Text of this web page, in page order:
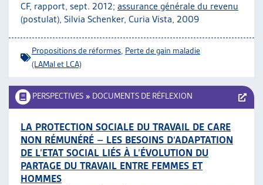
CF, rapport, sept. 2012; assurance générale du revenu
(postulat), Silvia Schenker, Curia Vista, 2009
Propositions de réformes Perte de gain maladie
(LAMal et LCA)
PERSPECTIVES » DOCUMENTS DE RÉFLEXION
LA PROTECTION SOCIALE DU TRAVAIL DE CARE
NON RÉMUNÉRÉ – LES BESOINS D‘ADAPTATION
DE L’ETAT SOCIAL LIÉS À L’ÉVOLUTION DU
PARTAGE DU TRAVAIL ENTRE FEMMES ET
HOMMES